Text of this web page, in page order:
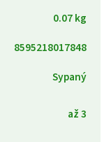
0.07 kg
8595218017848
Sypaný
až 3